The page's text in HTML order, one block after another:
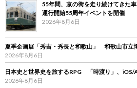
55年間、京の街を走り続けてきた
運行開始55周年イベントを開催
2026年8月6日
夏季企画展「秀吉・秀長と和歌山」 和歌山市立
2026年8月6日
日本史と世界史を旅するRPG 「時渡り」、
2026年8月6日